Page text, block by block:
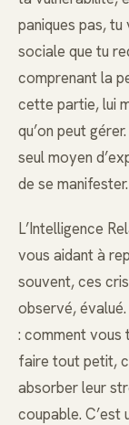
paniques pas,
sociale que tu
comprenant la
cette partie, lui
qu’on peut
seul moyen
de se manifester.
L’Intelligence
vous aidant à
souvent, ces
observé,
: comment vous
faire tout petit,
absorber leur
coupable. C’est